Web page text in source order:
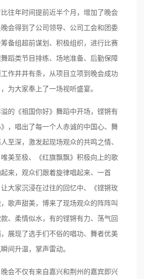
往年时间提前近半个月，增加了晚会
会得到了公司领导、公司工会和团委
备组超前谋划、积极组织，进行比赛
蹈类节目排练、场地准备、后勤保障
作井井有条，从项目立项到晚会成功
为大家奉上了一场视听盛宴。
的《祖国你好》舞蹈中开场，铿锵有
，唱出了每一个人赤诚的中国心、舞
至深，激发起现场观众的共鸣之情、
美至极、《红旗飘飘》积极向上的歌
来，观众们跟着旋律唱起来、一首
让大家沉浸在过往的回忆中、《铿锵玫
歌声甜美，博来了现场观众的阵阵叫
、柔情似水，有的铿锵有力、荡气回
展现了选手们不俗的唱功、舞者优美
间升温，掌声雷动。
会不仅有来自嘉兴和荆州的嘉宾即兴